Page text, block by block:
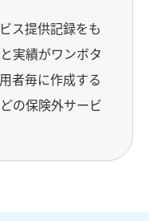
ス提供記録をも
実績がワンボタ
者毎に作成する
の保険外サービ